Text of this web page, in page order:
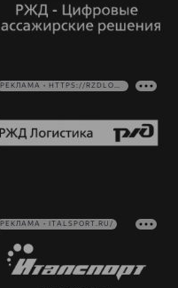
РЕКЛАМА • HTTPS://RZDLOG.RU/
РЕКЛАМА • ITALSPORT.RU/